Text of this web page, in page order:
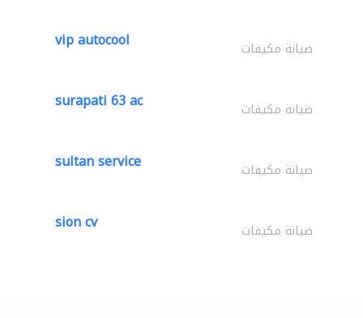
vip autocool صيانة مكيفات
surapati 63 ac صيانة مكيفات
sultan service صيانة مكيفات
sion cv صيانة مكيفات